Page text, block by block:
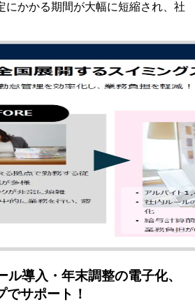
にかかる期間が大幅に短縮され、社
ル導入・年末調整の電子化、
サポート！